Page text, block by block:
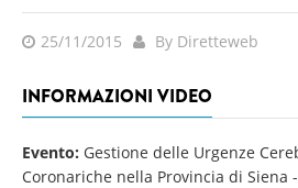
25/11/2015 By Diretteweb
INFORMAZIONI VIDEO
Evento: Gestione delle Urgenze
Coronariche nella Provincia di Siena -